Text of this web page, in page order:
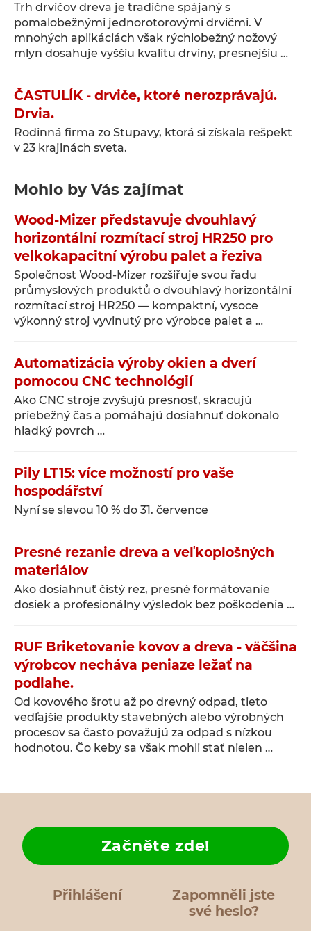
Trh drvičov dreva je tradične spájaný s
pomalobežnými jednorotorovými drvičmi. V
mnohých aplikáciách však rýchlobežný nožový
mlyn dosahuje vyššiu kvalitu drviny, presnejšiu …
ČASTULÍK - drviče, ktoré nerozprávajú.
Drvia.
Rodinná firma zo Stupavy, ktorá si získala rešpekt
v 23 krajinách sveta.
Mohlo by Vás zajímat
Wood-Mizer představuje dvouhlavý
horizontální rozmítací stroj HR250 pro
velkokapacitní výrobu palet a řeziva
Společnost Wood-Mizer rozšiřuje svou řadu
průmyslových produktů o dvouhlavý horizontální
rozmítací stroj HR250 — kompaktní, vysoce
výkonný stroj vyvinutý pro výrobce palet a …
Automatizácia výroby okien a dverí
pomocou CNC technológií
Ako CNC stroje zvyšujú presnosť, skracujú
priebežný čas a pomáhajú dosiahnuť dokonalo
hladký povrch …
Pily LT15: více možností pro vaše
hospodářství
Nyní se slevou 10 % do 31. července
Presné rezanie dreva a veľkoplošných
materiálov
Ako dosiahnuť čistý rez, presné formátovanie
dosiek a profesionálny výsledok bez poškodenia …
RUF Briketovanie kovov a dreva - väčšina
výrobcov necháva peniaze ležať na
podlahe.
Od kovového šrotu až po drevný odpad, tieto
vedľajšie produkty stavebných alebo výrobných
procesov sa často považujú za odpad s nízkou
hodnotou. Čo keby sa však mohli stať nielen …
Přihlášení
Zapomněli jste
své heslo?
Začněte zde!